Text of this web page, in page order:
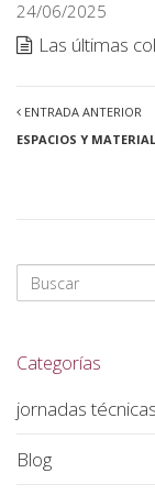
24/06/2025
Las últimas
ENTRADA ANTERIOR
ESPACIOS Y
Categorías
jornadas técnicas
Blog